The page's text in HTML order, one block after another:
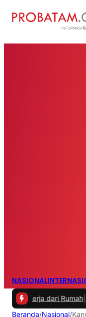
NASIONAL
dari Rumah |#2 -
Beranda/Nasional/